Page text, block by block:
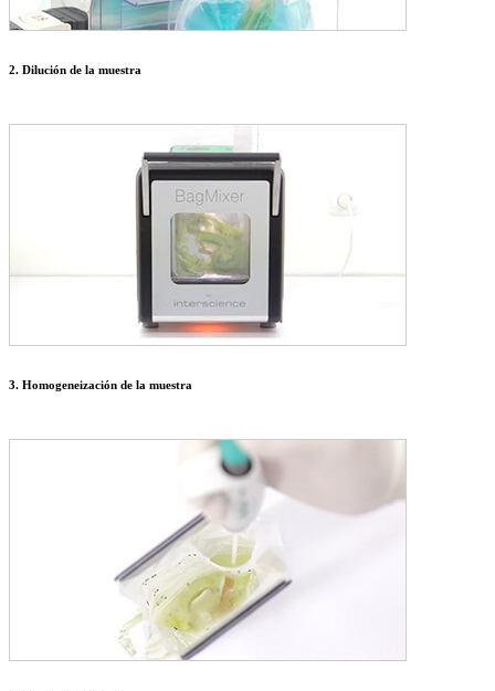
2. Dilución de la muestra
3. Homogeneización de la muestra